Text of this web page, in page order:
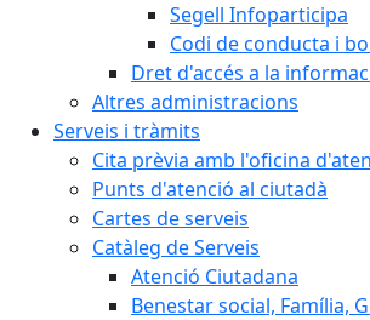
Segell Infoparticipa
Codi de conducta i
Dret d'accés a la
Altres administracions
Serveis i tràmits
Cita prèvia amb l'oficina
Punts d'atenció al ciutadà
Cartes de serveis
Catàleg de Serveis
Atenció Ciutadana
Benestar social, Família,